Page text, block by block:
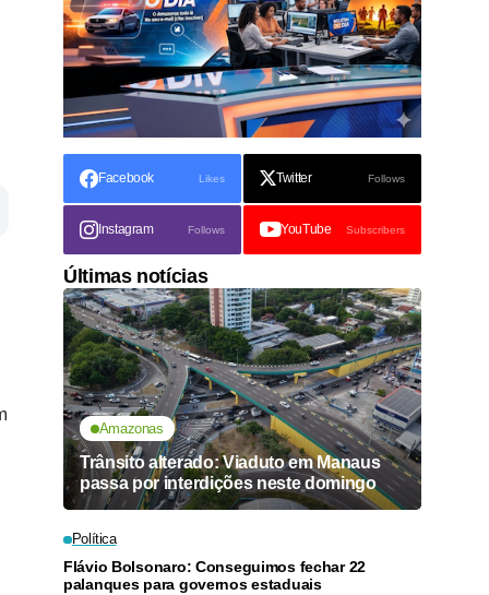
Facebook Likes Twitter Follows
Instagram Follows YouTube Subscribers
Últimas notícias
Amazonas
Trânsito alterado: Viaduto em Manaus
passa por interdições neste domingo
Política
Flávio Bolsonaro: Conseguimos fechar 22
palanques para governos estaduais